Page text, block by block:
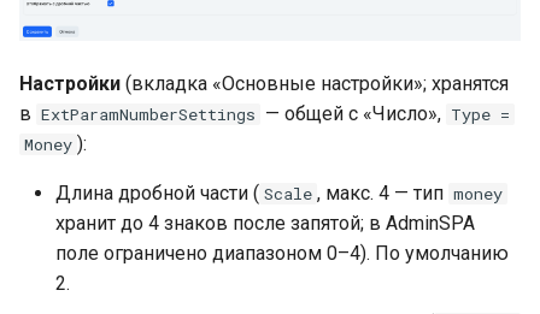
Настройки (вкладка «Основные настройки»; хранятся
в ExtParamNumberSettings — общей с «Число», Type =
Money ):
Длина дробной части ( Scale , макс. 4 — тип money
хранит до 4 знаков после запятой; в AdminSPA
поле ограничено диапазоном 0–4). По умолчанию
2.